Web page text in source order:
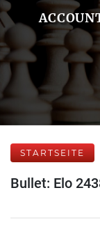
STARTSEITE
Bullet: Elo